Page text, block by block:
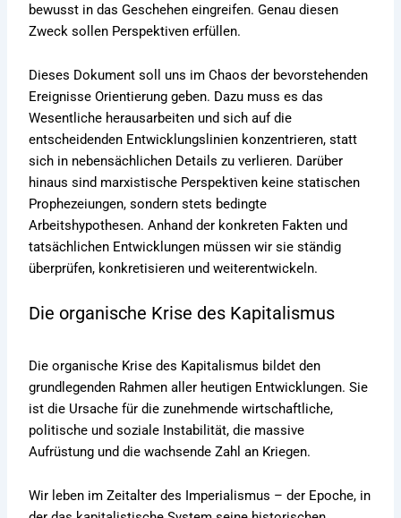
bewusst in das Geschehen eingreifen. Genau diesen
Zweck sollen Perspektiven erfüllen.
Dieses Dokument soll uns im Chaos der bevorstehenden
Ereignisse Orientierung geben. Dazu muss es das
Wesentliche herausarbeiten und sich auf die
entscheidenden Entwicklungslinien konzentrieren, statt
sich in nebensächlichen Details zu verlieren. Darüber
hinaus sind marxistische Perspektiven keine statischen
Prophezeiungen, sondern stets bedingte
Arbeitshypothesen. Anhand der konkreten Fakten und
tatsächlichen Entwicklungen müssen wir sie ständig
überprüfen, konkretisieren und weiterentwickeln.
Die organische Krise des Kapitalismus
Die organische Krise des Kapitalismus bildet den
grundlegenden Rahmen aller heutigen Entwicklungen. Sie
ist die Ursache für die zunehmende wirtschaftliche,
politische und soziale Instabilität, die massive
Aufrüstung und die wachsende Zahl an Kriegen.
Wir leben im Zeitalter des Imperialismus – der Epoche, in